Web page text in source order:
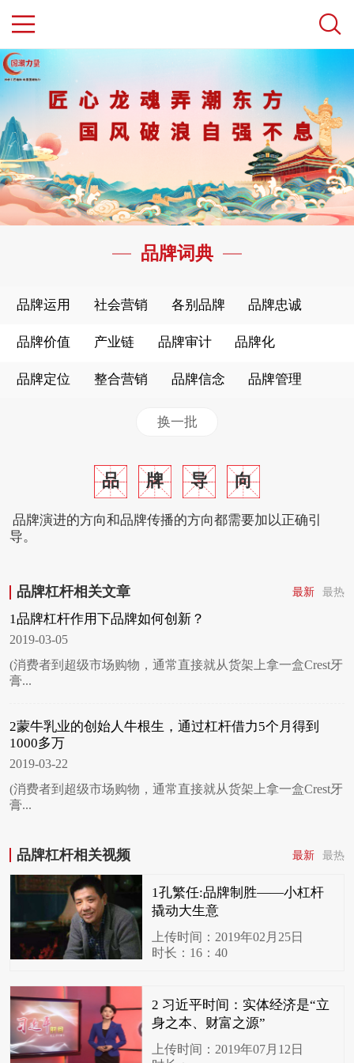
品牌词典
品牌运用 社会营销 各别品牌 品牌忠诚
品牌价值 产业链 品牌审计 品牌化
品牌定位 整合营销 品牌信念 品牌管理
换一批
品 牌 导 向
品牌演进的方向和品牌传播的方向都需要加以正确引
导。
品牌杠杆相关文章 最新 最热
1品牌杠杆作用下品牌如何创新？
2019-03-05
(消费者到超级市场购物，通常直接就从货架上拿一盒Crest牙
膏...
2蒙牛乳业的创始人牛根生，通过杠杆借力5个月得到
1000多万
2019-03-22
(消费者到超级市场购物，通常直接就从货架上拿一盒Crest牙
膏...
品牌杠杆相关视频 最新 最热
1孔繁任:品牌制胜——小杠杆
撬动大生意
上传时间：2019年02月25日
时长：16：40
2 习近平时间：实体经济是“立
身之本、财富之源”
上传时间：2019年07月12日